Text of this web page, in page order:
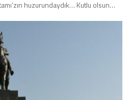
huzurundaydık… Kutlu olsun…